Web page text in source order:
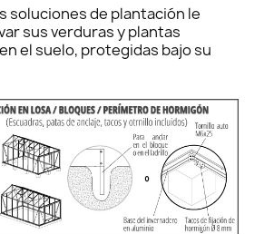
soluciones de plantación le
sus verduras y plantas
el suelo, protegidas bajo su